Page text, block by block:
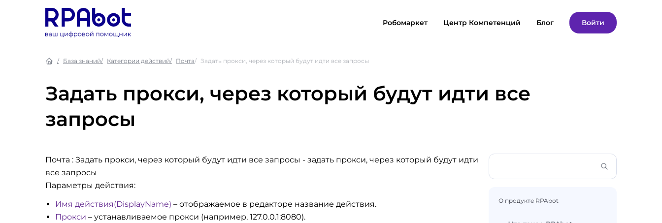
Робомаркет Центр Компетенций Блог Войти
База знаний Категории действий Почта Задать прокси, через который будут идти все запросы
Задать прокси, через который будут идти все
запросы
Почта : Задать прокси, через который будут идти все запросы - задать прокси, через который будут идти
все запросы
Параметры действия:
Имя действия(DisplayName) – отображаемое в редакторе название действия.
Прокси – устанавливаемое прокси (например, 127.0.0.1:8080).
О продукте RPAbot